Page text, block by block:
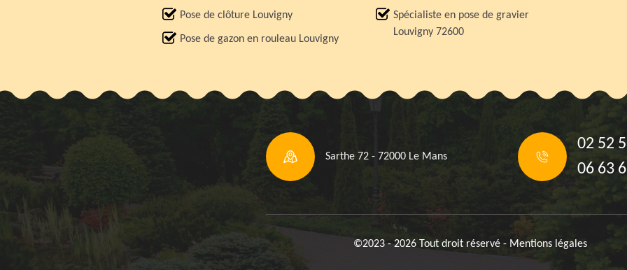
Pose de clôture Louvigny
Pose de gazon en rouleau Louvigny
Spécialiste en pose de gravier
Louvigny 72600
Sarthe 72 - 72000 Le Mans
02 52
06 63
©2023 - 2026 Tout droit réservé - Mentions légales